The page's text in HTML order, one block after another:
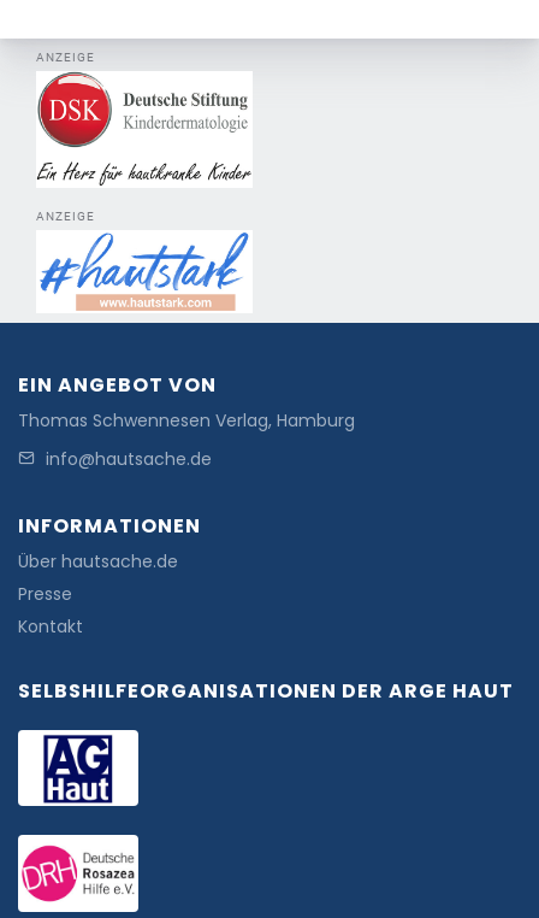
ANZEIGE
ANZEIGE
EIN ANGEBOT VON
Thomas Schwennesen Verlag, Hamburg
info@hautsache.de
INFORMATIONEN
Über hautsache.de
Presse
Kontakt
SELBSHILFEORGANISATIONEN DER ARGE HAUT